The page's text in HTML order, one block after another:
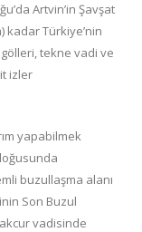
Artvin’in Şavşat
kadarTürkiye’nin
tekne vadi ve
izler
yapabilmek
buzullaşma alanı
Son Buzul
vadisinde